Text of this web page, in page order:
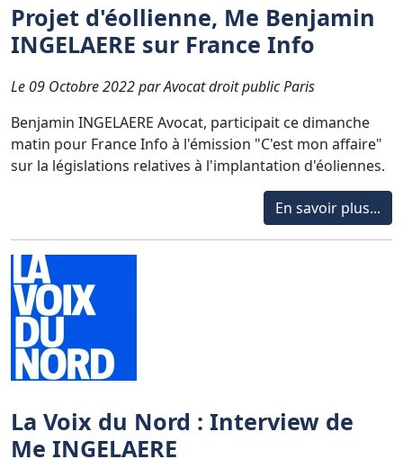
Projet d'éollienne, Me Benjamin
INGELAERE sur France Info
Le 09 Octobre 2022 par Avocat droit public Paris
Benjamin INGELAERE Avocat, participait ce dimanche
matin pour France Info à l'émission "C'est mon affaire"
sur la législations relatives à l'implantation d'éoliennes.
En savoir plus...
La Voix du Nord : Interview de
Me INGELAERE